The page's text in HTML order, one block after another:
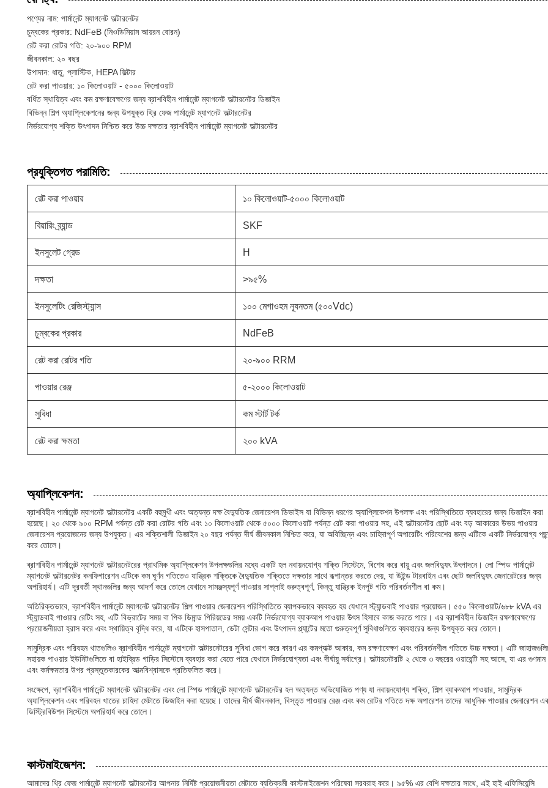
পণ্যের নাম: পার্মানেন্ট ম্যাগনেট অল্টারনেটর
চুম্বকের প্রকার: NdFeB (নিওডিমিয়াম আয়রন বোরন)
রেট করা রোটর গতি: ২০-৯০০ RPM
জীবনকাল: ২০ বছর
উপাদান: ধাতু, প্লাস্টিক, HEPA ফিল্টার
রেট করা পাওয়ার: ১০ কিলোওয়াট - ৫০০০ কিলোওয়াট
বর্ধিত স্থায়িত্ব এবং কম রক্ষণাবেক্ষণের জন্য ব্রাশবিহীন পার্মানেন্ট ম্যাগনেট অল্টারনেটর ডিজাইন
বিভিন্ন শিল্প অ্যাপ্লিকেশনের জন্য উপযুক্ত থ্রি ফেজ পার্মানেন্ট ম্যাগনেট অল্টারনেটর
নির্ভরযোগ্য শক্তি উৎপাদন নিশ্চিত করে উচ্চ দক্ষতার ব্রাশবিহীন পার্মানেন্ট ম্যাগনেট অল্টারনেটর
প্রযুক্তিগত পরামিতি:
রেট করা পাওয়ার ১০ কিলোওয়াট-৫০০০ কিলোওয়াট
বিয়ারিং ব্র্যান্ড SKF
ইনসুলেট গ্রেড H
দক্ষতা >৯৫%
ইনসুলেটিং রেজিস্ট্যান্স ১০০ মেগাওহম ন্যূনতম (৫০০Vdc)
চুম্বকের প্রকার NdFeB
রেট করা রোটর গতি ২০-৯০০ RRM
পাওয়ার রেঞ্জ ৫-২০০০ কিলোওয়াট
সুবিধা কম স্টার্ট টর্ক
রেট করা ক্ষমতা ২০০ kVA
অ্যাপ্লিকেশন:
ব্রাশবিহীন পার্মানেন্ট ম্যাগনেট অল্টারনেটর একটি বহুমুখী এবং অত্যন্ত দক্ষ বৈদ্যুতিক জেনারেশন ডিভাইস যা বিভিন্ন ধরণের অ্যাপ্লিকেশন উপলক্ষ এবং পরিস্থিতিতে ব্যবহারের জন্য ডিজাইন করা
হয়েছে। ২০ থেকে ৯০০ RPM পর্যন্ত রেট করা রোটর গতি এবং ১০ কিলোওয়াট থেকে ৫০০০ কিলোওয়াট পর্যন্ত রেট করা পাওয়ার সহ, এই অল্টারনেটর ছোট এবং বড় আকারের উভয় পাওয়ার
জেনারেশন প্রয়োজনের জন্য উপযুক্ত। এর শক্তিশালী ডিজাইন ২০ বছর পর্যন্ত দীর্ঘ জীবনকাল নিশ্চিত করে, যা অবিচ্ছিন্ন এবং চাহিদাপূর্ণ অপারেটিং পরিবেশের জন্য এটিকে একটি নির্ভরযোগ্য
করে তোলে।
ব্রাশবিহীন পার্মানেন্ট ম্যাগনেট অল্টারনেটরের প্রাথমিক অ্যাপ্লিকেশন উপলক্ষগুলির মধ্যে একটি হল নবায়নযোগ্য শক্তি সিস্টেমে, বিশেষ করে বায়ু এবং জলবিদ্যুৎ উৎপাদনে। লো স্পিড পার্মানেন্ট
ম্যাগনেট অল্টারনেটর কনফিগারেশন এটিকে কম ঘূর্ণন গতিতেও যান্ত্রিক শক্তিকে বৈদ্যুতিক শক্তিতে দক্ষতার সাথে রূপান্তর করতে দেয়, যা উইন্ড টারবাইন এবং ছোট জলবিদ্যুৎ জেনারেটরের জন্য
অপরিহার্য। এটি দূরবর্তী স্থানগুলির জন্য আদর্শ করে তোলে যেখানে সামঞ্জস্যপূর্ণ পাওয়ার সাপ্লাই গুরুত্বপূর্ণ, কিন্তু যান্ত্রিক ইনপুট গতি পরিবর্তনশীল বা কম।
অতিরিক্তভাবে, ব্রাশবিহীন পার্মানেন্ট ম্যাগনেট অল্টারনেটর শিল্প পাওয়ার জেনারেশন পরিস্থিতিতে ব্যাপকভাবে ব্যবহৃত হয় যেখানে স্ট্যান্ডবাই পাওয়ার প্রয়োজন। ৫৫০ কিলোওয়াট/৬৮৮ kVA এর
স্ট্যান্ডবাই পাওয়ার রেটিং সহ, এটি বিভ্রাটের সময় বা পিক ডিমান্ড পিরিয়ডের সময় একটি নির্ভরযোগ্য ব্যাকআপ পাওয়ার উৎস হিসাবে কাজ করতে পারে। এর ব্রাশবিহীন ডিজাইন রক্ষণাবেক্ষণের
প্রয়োজনীয়তা হ্রাস করে এবং স্থায়িত্ব বৃদ্ধি করে, যা এটিকে হাসপাতাল, ডেটা সেন্টার এবং উৎপাদন প্ল্যান্টের মতো গুরুত্বপূর্ণ সুবিধাগুলিতে ব্যবহারের জন্য উপযুক্ত করে তোলে।
সামুদ্রিক এবং পরিবহন খাতগুলিও ব্রাশবিহীন পার্মানেন্ট ম্যাগনেট অল্টারনেটরের সুবিধা ভোগ করে কারণ এর কমপ্যাক্ট আকার, কম রক্ষণাবেক্ষণ এবং পরিবর্তনশীল গতিতে উচ্চ দক্ষতা। এটি
সহায়ক পাওয়ার ইউনিটগুলিতে বা হাইব্রিড গাড়ির সিস্টেমে ব্যবহার করা যেতে পারে যেখানে নির্ভরযোগ্যতা এবং দীর্ঘায়ু সর্বাগ্রে। অল্টারনেটরটি ২ থেকে ৩ বছরের ওয়ারেন্টি সহ আসে, যা এর গুণমান
এবং কর্মক্ষমতার উপর প্রস্তুতকারকের আত্মবিশ্বাসকে প্রতিফলিত করে।
সংক্ষেপে, ব্রাশবিহীন পার্মানেন্ট ম্যাগনেট অল্টারনেটর এবং লো স্পিড পার্মানেন্ট ম্যাগনেট অল্টারনেটর হল অত্যন্ত অভিযোজিত পণ্য যা নবায়নযোগ্য শক্তি, শিল্প ব্যাকআপ পাওয়ার, সামুদ্রিক
অ্যাপ্লিকেশন এবং পরিবহন খাতের চাহিদা মেটাতে ডিজাইন করা হয়েছে। তাদের দীর্ঘ জীবনকাল, বিস্তৃত পাওয়ার রেঞ্জ এবং কম রোটর গতিতে দক্ষ অপারেশন তাদের আধুনিক পাওয়ার জেনারেশন
ডিস্ট্রিবিউশন সিস্টেমে অপরিহার্য করে তোলে।
কাস্টমাইজেশন:
আমাদের থ্রি ফেজ পার্মানেন্ট ম্যাগনেট অল্টারনেটর আপনার নির্দিষ্ট প্রয়োজনীয়তা মেটাতে ব্যতিক্রমী কাস্টমাইজেশন পরিষেবা সরবরাহ করে। ৯৫% এর বেশি দক্ষতার সাথে, এই হাই এফিসিয়েন্সি